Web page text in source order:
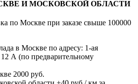
И МОСКОВСКОЙ ОБЛАСТИ
по Москве при заказе свыше 100000
в Москве по адресу: 1-ая
А (по предварительному
2000 руб.